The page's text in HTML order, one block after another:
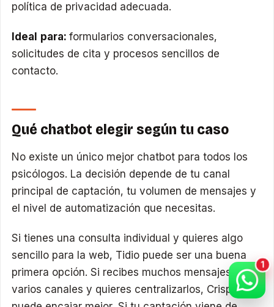
política de privacidad adecuada.
Ideal para: formularios conversacionales,
solicitudes de cita y procesos sencillos de
contacto.
Qué chatbot elegir según tu caso
No existe un único mejor chatbot para todos los
psicólogos. La decisión depende de tu canal
principal de captación, tu volumen de mensajes y
el nivel de automatización que necesitas.
Si tienes una consulta individual y quieres algo
sencillo para la web, Tidio puede ser una buena
primera opción. Si recibes muchos mensajes por
varios canales y quieres centralizarlos, Crisp